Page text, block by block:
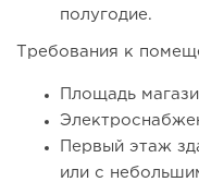
67
Coffee Way
модели производства...
полугодие.
Требования к
Площадь
Первый этаж
или с